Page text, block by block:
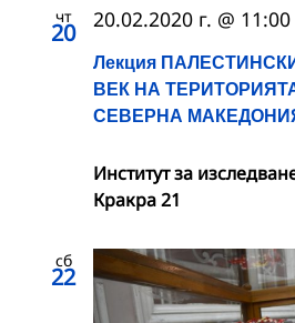
чт
20
Лекция
ВЕК НА
СЕВЕРНА
20.02.2020 г. @ 11:00
Институт за
Кракра 21
сб
22